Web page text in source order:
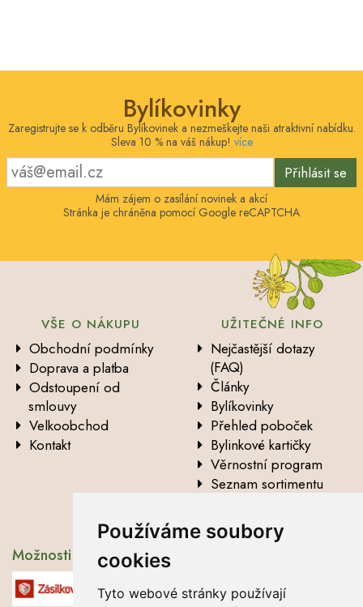
Používáme soubory
cookies
Tyto webové stránky používají
Bylíkovinky
Zaregistrujte se k odběru Bylíkovinek a nezmeškejte naši atraktivní nabídku.
Sleva 10 % na váš nákup! více
Přihlásit se
Mám zájem o zasílání novinek a akcí
Stránka je chráněna pomocí Google reCAPTCHA
VŠE O NÁKUPU
Obchodní podmínky
Doprava a platba
Odstoupení od
smlouvy
Velkoobchod
Kontakt
UŽITEČNÉ INFO
Nejčastější dotazy
(FAQ)
Články
Bylíkovinky
Přehled poboček
Bylinkové kartičky
Věrnostní program
Seznam sortimentu
údajů
Možnosti dopravy